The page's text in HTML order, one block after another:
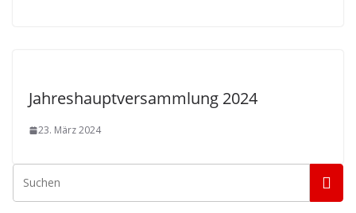
Jahreshauptversammlung 2024
23. März 2024